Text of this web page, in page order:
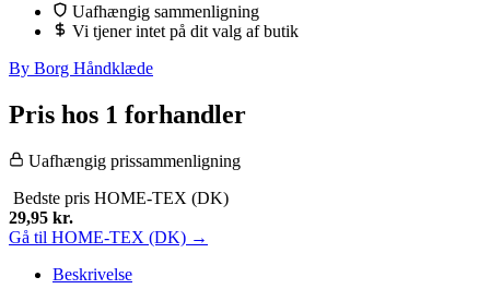
69,95 kr..29,95 kr..
Uafhængig sammenligning
Vi tjener intet på dit valg af butik
By Borg Håndklæde
Pris hos 1 forhandler
Uafhængig prissammenligning
Bedste pris HOME-TEX (DK)
29,95 kr.
Gå til HOME-TEX (DK) →
Beskrivelse